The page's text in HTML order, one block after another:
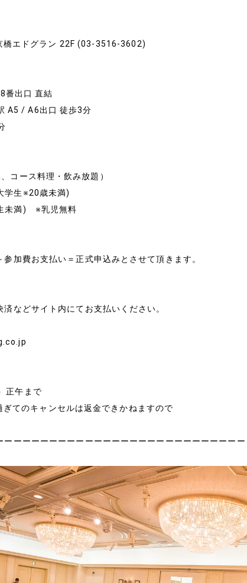
経営理念
特定商取引法に基づく表
メールマガジン
お問い合わせ
橋エドグラン 22F (03-3516-3602)
番出口 直結
A5 / A6出口 徒歩3分
コース料理・飲み放題）
学生※20歳未満)
未満) ※乳児無料
加費お支払い＝正式申込みとさせて頂きます。
などサイト内にてお支払いください。
正午まで
てのキャンセルは返金できかねますので
ーーーーーーーーーーーーーーーーーーーーーーーーーーー